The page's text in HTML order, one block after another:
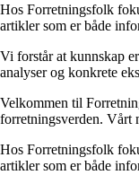
Hos Forretningsfolk
artikler som er både
Vi forstår at kunnskap
analyser og konkrete
Velkommen til
forretningsverden. Vårt
Hos Forretningsfolk
artikler som er både